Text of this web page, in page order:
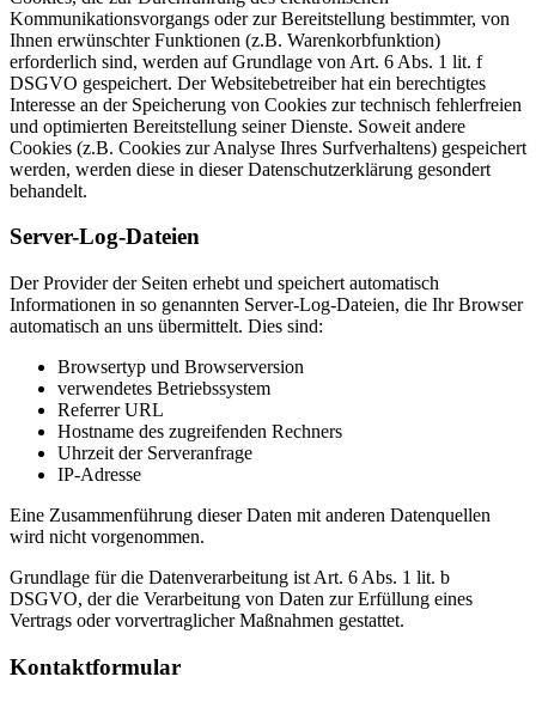
Kommunikationsvorgangs oder zur Bereitstellung bestimmter, von
Ihnen erwünschter Funktionen (z.B. Warenkorbfunktion)
erforderlich sind, werden auf Grundlage von Art. 6 Abs. 1 lit. f
DSGVO gespeichert. Der Websitebetreiber hat ein berechtigtes
Interesse an der Speicherung von Cookies zur technisch fehlerfreien
und optimierten Bereitstellung seiner Dienste. Soweit andere
Cookies (z.B. Cookies zur Analyse Ihres Surfverhaltens) gespeichert
werden, werden diese in dieser Datenschutzerklärung gesondert
behandelt.
Server-Log-Dateien
Der Provider der Seiten erhebt und speichert automatisch
Informationen in so genannten Server-Log-Dateien, die Ihr Browser
automatisch an uns übermittelt. Dies sind:
Browsertyp und Browserversion
verwendetes Betriebssystem
Referrer URL
Hostname des zugreifenden Rechners
Uhrzeit der Serveranfrage
IP-Adresse
Eine Zusammenführung dieser Daten mit anderen Datenquellen
wird nicht vorgenommen.
Grundlage für die Datenverarbeitung ist Art. 6 Abs. 1 lit. b
DSGVO, der die Verarbeitung von Daten zur Erfüllung eines
Vertrags oder vorvertraglicher Maßnahmen gestattet.
Kontaktformular